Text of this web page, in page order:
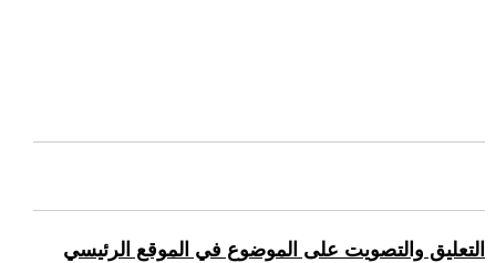
التعليق والتصويت على الموضوع في الموقع الرئيسي